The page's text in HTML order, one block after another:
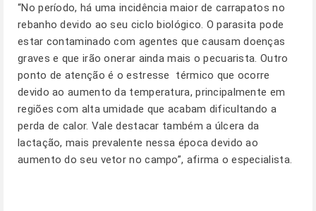
“No período, há uma incidência maior de carrapatos no
rebanho devido ao seu ciclo biológico. O parasita pode
estar contaminado com agentes que causam doenças
graves e que irão onerar ainda mais o pecuarista. Outro
ponto de atenção é o estresse térmico que ocorre
devido ao aumento da temperatura, principalmente em
regiões com alta umidade que acabam dificultando a
perda de calor. Vale destacar também a úlcera da
lactação, mais prevalente nessa época devido ao
aumento do seu vetor no campo”, afirma o especialista.